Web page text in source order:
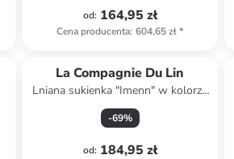
od: 164,95 zł
Cena producenta: 604,65 zł*
La Compagnie Du Lin
Lniana sukienka "Imenn" w kolorze
błękitnym
-69%
od: 184,95 zł